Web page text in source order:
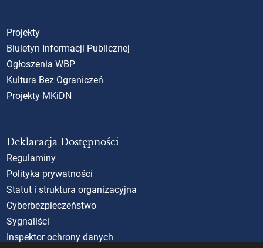
Projekty
Biuletyn Informacji Publicznej
Ogłoszenia WBP
Kultura Bez Ograniczeń
Projekty MKiDN
Deklaracja Dostępności
Regulaminy
Polityka prywatności
Statut i struktura organizacyjna
Cyberbezpieczeństwo
Sygnaliści
Inspektor ochrony danych